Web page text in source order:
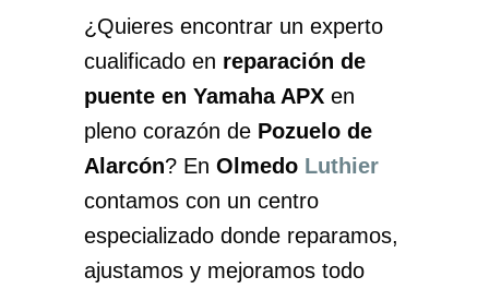
¿Quieres encontrar un experto
cualificado en reparación de
puente en Yamaha APXen
pleno corazón de Pozuelo de
Alarcón? En Olmedo Luthier
contamos con un centro
especializado donde reparamos,
ajustamos y mejoramos todo